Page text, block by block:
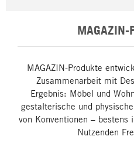
MAGAZIN-
MAGAZIN-Produkte
Zusammenarbeit mit
Ergebnis: Möbel und
gestalterische und
von Konventionen – bestens
Nutzenden